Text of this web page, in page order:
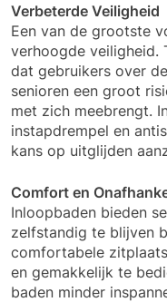
Verbeterde Veiligheid
Een van de grootste
verhoogde veiligheid.
dat gebruikers over
senioren een groot
met zich meebrengt.
instapdrempel en
kans op uitglijden
Comfort en
Inloopbaden bieden
zelfstandig te blijven
comfortabele
en gemakkelijk te
baden minder